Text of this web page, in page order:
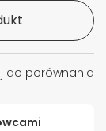
do porównania